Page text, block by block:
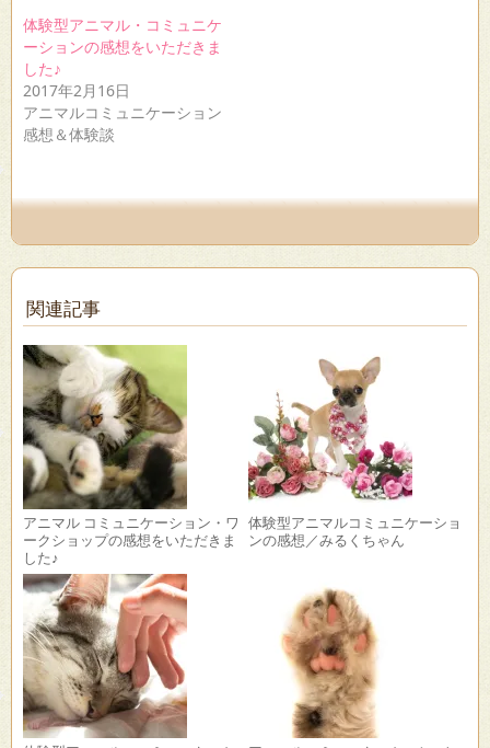
開
き
ま
す)
し
い
ウ
ィ
ド
ウ
で
開
き
ま
体験型アニマル・コミュニケ
ーションの感想をいただきま
した♪
2017年2月16日
アニマルコミュニケーション
感想＆体験談
関連記事
アニマル コミュニケーション・ワ
ークショップの感想をいただきま
した♪
体験型アニマルコミュニケーショ
ンの感想／みるくちゃん